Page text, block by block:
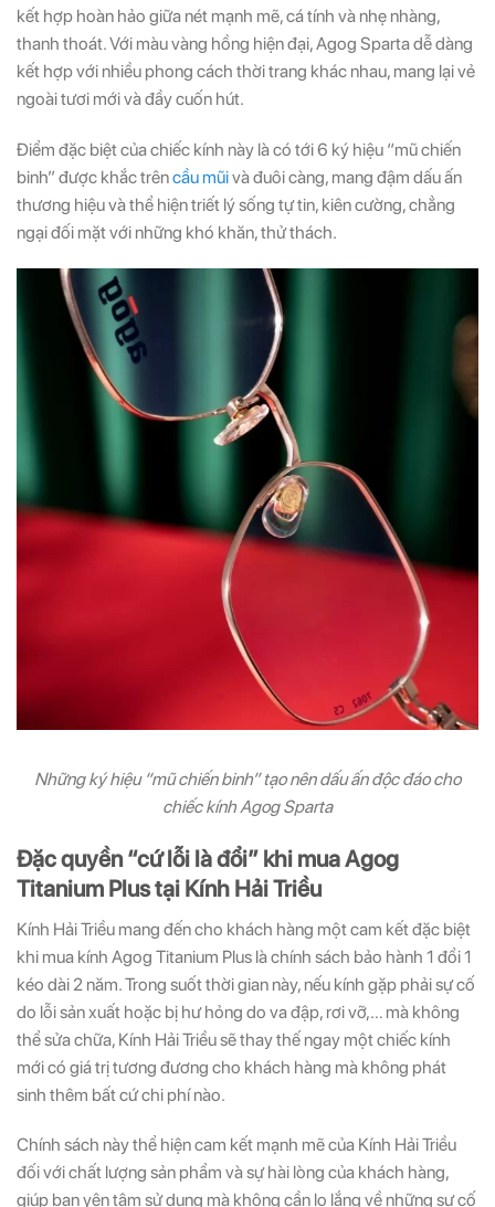
kết hợp hoàn hảo giữa nét mạnh mẽ, cá tính và nhẹ nhàng,
thanh thoát. Với màu vàng hồng hiện đại, Agog Sparta dễ dàng
kết hợp với nhiều phong cách thời trang khác nhau, mang lại vẻ
ngoài tươi mới và đầy cuốn hút.
Điểm đặc biệt của chiếc kính này là có tới 6 ký hiệu “mũ chiến
binh” được khắc trêncầu mũivà đuôi càng, mang đậm dấu ấn
thương hiệu và thể hiện triết lý sống tự tin, kiên cường, chẳng
ngại đối mặt với những khó khăn, thử thách.
Những ký hiệu “mũ chiến binh” tạo nên dấu ấn độc đáo cho
chiếc kính Agog Sparta
Đặc quyền “cứ lỗi là đổi” khi mua Agog
Titanium Plus tại Kính Hải Triều
Kính Hải Triều mang đến cho khách hàng một cam kết đặc biệt
khi mua kính Agog Titanium Plus là chính sách bảo hành 1 đổi 1
kéo dài 2 năm. Trong suốt thời gian này, nếu kính gặp phải sự cố
do lỗi sản xuất hoặc bị hư hỏng do va đập, rơi vỡ,… mà không
thể sửa chữa, Kính Hải Triều sẽ thay thế ngay một chiếc kính
mới có giá trị tương đương cho khách hàng mà không phát
sinh thêm bất cứ chi phí nào.
Chính sách này thể hiện cam kết mạnh mẽ của Kính Hải Triều
đối với chất lượng sản phẩm và sự hài lòng của khách hàng,
giúp bạn yên tâm sử dụng mà không cần lo lắng về những sự cố